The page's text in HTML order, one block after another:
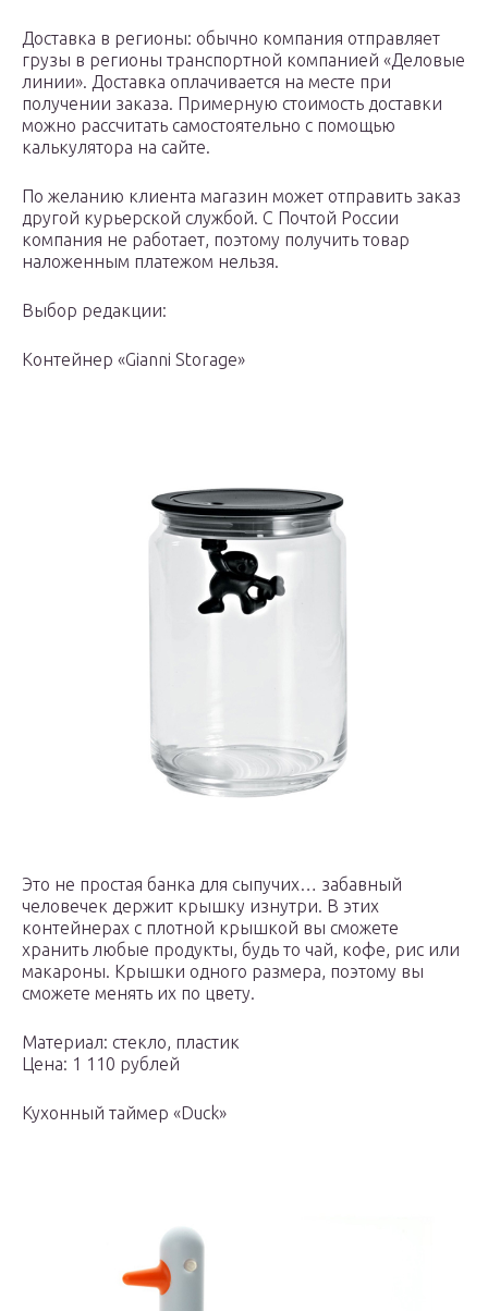
Доставка в регионы: обычно компания отправляет
грузы в регионы транспортной компанией «Деловые
линии». Доставка оплачивается на месте при
получении заказа. Примерную стоимость доставки
можно рассчитать самостоятельно с помощью
калькулятора на сайте.
По желанию клиента магазин может отправить заказ
другой курьерской службой. С Почтой России
компания не работает, поэтому получить товар
наложенным платежом нельзя.
Выбор редакции:
Контейнер «Gianni Storage»
Это не простая банка для сыпучих… забавный
человечек держит крышку изнутри. В этих
контейнерах с плотной крышкой вы сможете
хранить любые продукты, будь то чай, кофе, рис или
макароны. Крышки одного размера, поэтому вы
сможете менять их по цвету.
Материал: стекло, пластик
Цена: 1 110 рублей
Кухонный таймер «Duck»